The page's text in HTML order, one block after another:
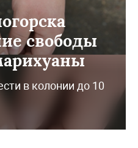
свободы
в колонии до 10